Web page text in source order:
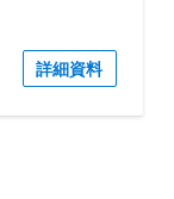
詳細資料